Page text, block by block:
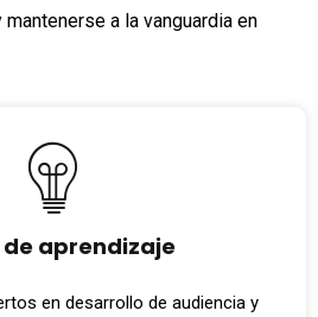
a la vanguardia en
de aprendizaje
en desarrollo de audiencia y